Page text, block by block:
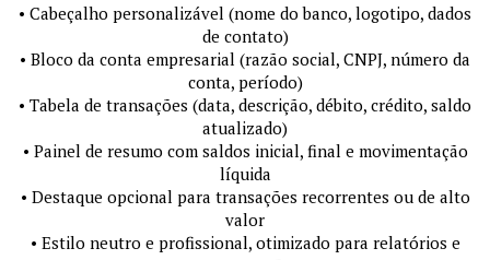
• Cabeçalho personalizável (nome do banco, logotipo, dados
de contato)
• Bloco da conta empresarial (razão social, CNPJ, número da
conta, período)
• Tabela de transações (data, descrição, débito, crédito, saldo
atualizado)
• Painel de resumo com saldos inicial, final e movimentação
líquida
• Destaque opcional para transações recorrentes ou de alto
valor
• Estilo neutro e profissional, otimizado para relatórios e